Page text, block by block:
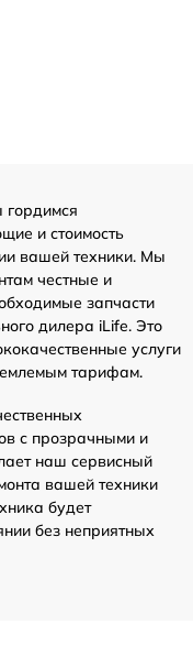
и стоимость
вашей техники. Мы
честные и
запчасти
дилера iLife. Это
услуги
тарифам.
с прозрачными и
наш сервисный
вашей техники
будет
без неприятных